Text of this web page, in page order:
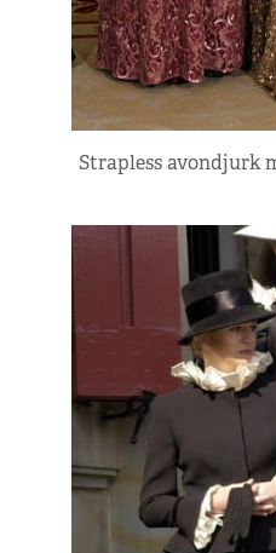
Strapless avondjurk